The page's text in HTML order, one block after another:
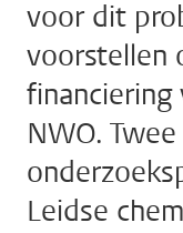
voor dit
voorstellen
financiering
NWO.
Leidse